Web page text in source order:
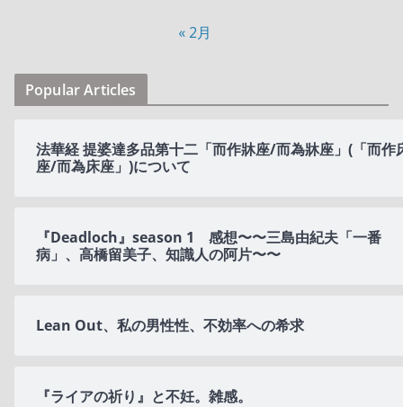
« 2月
Popular Articles
法華経 提婆達多品第十二「而作牀座/而為牀座」(「而作
座/而為床座」)について
『Deadloch』season 1 感想〜〜三島由紀夫「一番
病」、高橋留美子、知識人の阿片〜〜
Lean Out、私の男性性、不効率への希求
『ライアの祈り』と不妊。雑感。